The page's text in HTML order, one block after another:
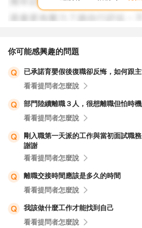
你可能感興趣的問題
已承諾育嬰假後復職卻反悔，如何跟
看看提問者怎麼說
部門陸續離職３人，很想離職但怕時
看看提問者怎麼說
剛入職第一天派的工作與當初面試職
謝謝
看看提問者怎麼說
離職交接時間應該是多久的時間
看看提問者怎麼說
我該做什麼工作才能找到自己
看看提問者怎麼說